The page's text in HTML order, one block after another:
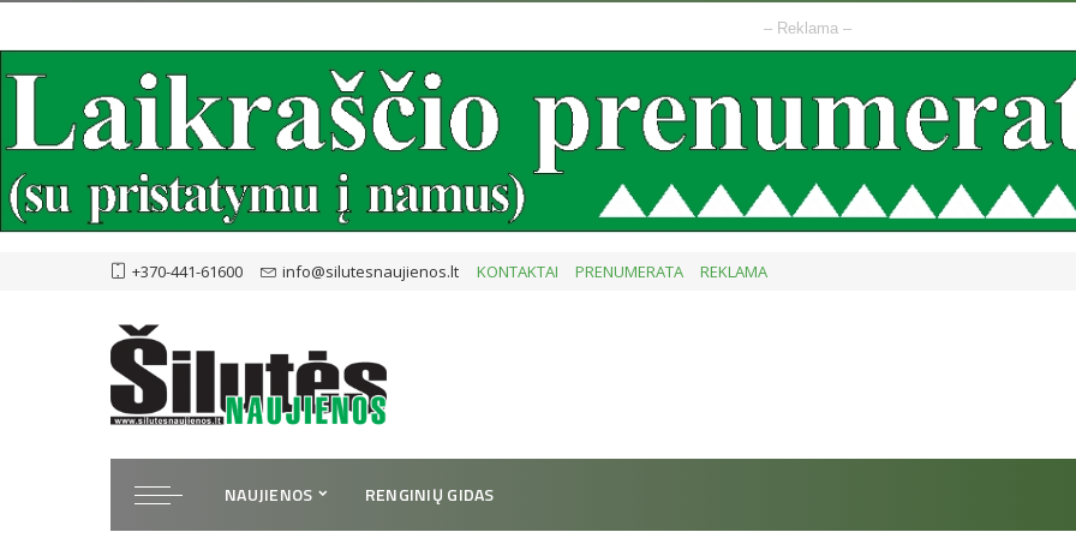
– Reklama –
+370-441-61600 info@silutesnaujienos.lt KONTAKTAI PRENUMERATA REKLAMA
NAUJIENOS RENGINIŲ GIDAS